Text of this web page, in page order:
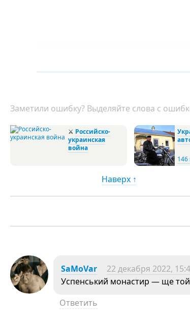
Заметили ошибку? Выделяйте слова с
⚔ Российско-
украинская
война
146
Наверх ↑
SaMoVar 22 декабря 2022,
Успенський монастир — ще той
Ответить